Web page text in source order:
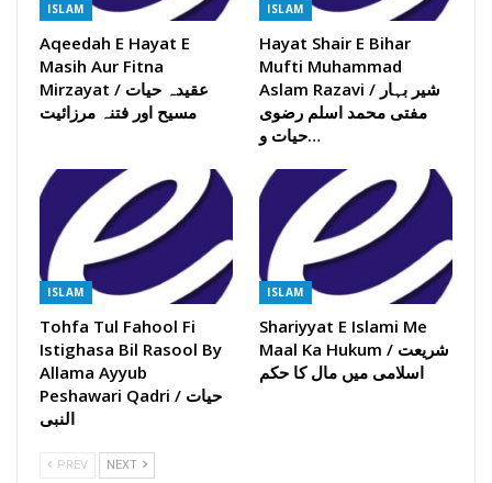
ISLAM
Aqeedah E Hayat E
Masih Aur Fitna
Mirzayat / عقیدہ حیات
مسیح اور فتنہ مرزائیت
ISLAM
Hayat Shair E Bihar
Mufti Muhammad
Aslam Razavi / شیر بہار
مفتی محمد اسلم رضوی
حیات و…
ISLAM
Tohfa Tul Fahool Fi
Istighasa Bil Rasool By
Allama Ayyub
Peshawari Qadri / حیات
النبی
ISLAM
Shariyyat E Islami Me
Maal Ka Hukum / شریعت
اسلامی میں مال کا حکم
PREV NEXT